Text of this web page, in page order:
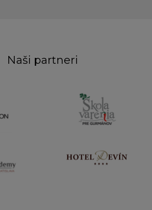
Naši partneri